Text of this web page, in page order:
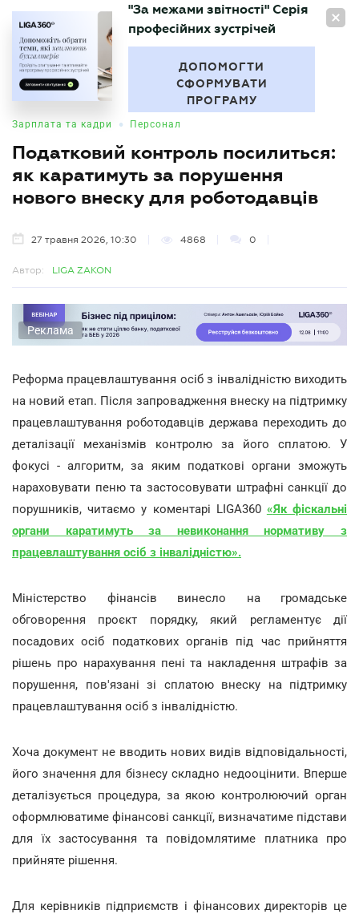
UA
БУХГАЛТЕР
"За межами звітності" Серія
професійних зустрічей
ДОПОМОГТИ
СФОРМУВАТИ
ПРОГРАМУ
Зарплата та кадри • Персонал
Податковий контроль посилиться:
як каратимуть за порушення
нового внеску для роботодавців
27 травня 2026, 10:30 4868 0
Автор: LIGA ZAKON
Реклама
Реформа працевлаштування осіб з інвалідністю виходить
на новий етап. Після запровадження внеску на підтримку
працевлаштування роботодавців держава переходить до
деталізації механізмів контролю за його сплатою. У
фокусі - алгоритм, за яким податкові органи зможуть
нараховувати пеню та застосовувати штрафні санкції до
порушників, читаємо у коментарі LIGA360 «Як фіскальні
органи каратимуть за невиконання нормативу з
працевлаштування осіб з інвалідністю».
Міністерство фінансів винесло на громадське
обговорення проєкт порядку, який регламентує дії
посадових осіб податкових органів під час прийняття
рішень про нарахування пені та накладення штрафів за
порушення, пов'язані зі сплатою внеску на підтримку
працевлаштування осіб з інвалідністю.
Хоча документ не вводить нових видів відповідальності,
його значення для бізнесу складно недооцінити. Вперше
деталізується процедура, за якою контролюючий орган
оформлюватиме фінансові санкції, визначатиме підстави
для їх застосування та повідомлятиме платника про
прийняте рішення.
Для керівників підприємств і фінансових директорів це